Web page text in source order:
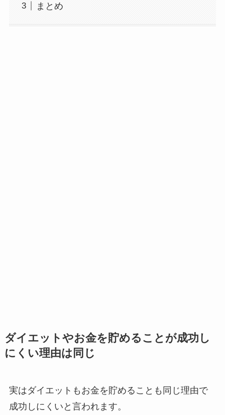
まとめ
ダイエットやお金を貯めることが成功し
にくい理由は同じ
実はダイエットもお金を貯めることも同じ理由で
成功しにくいと言われます。